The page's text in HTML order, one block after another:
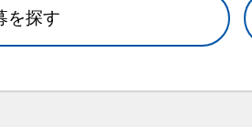
を探す